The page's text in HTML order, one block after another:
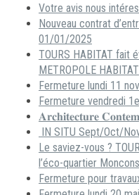
Votre avis nous
Nouveau contrat
01/01/2025
TOURS HABITAT fait
METROPOLE HABITAT
Fermeture lundi 11
Fermeture vendredi
𝐀𝐫𝐜𝐡𝐢𝐭𝐞𝐜𝐭𝐮𝐫𝐞
IN SITU Sept/Oct/
Le saviez-vous ?
l’éco-quartier
Fermeture pour